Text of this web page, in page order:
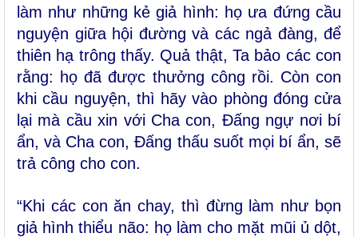
làm như những kẻ giả hình: họ ưa đứng cầu
nguyện giữa hội đường và các ngả đàng, để
thiên hạ trông thấy. Quả thật, Ta bảo các con
rằng: họ đã được thưởng công rồi. Còn con
khi cầu nguyện, thì hãy vào phòng đóng cửa
lại mà cầu xin với Cha con, Ðấng ngự nơi bí
ẩn, và Cha con, Ðấng thấu suốt mọi bí ẩn, sẽ
trả công cho con.
“Khi các con ăn chay, thì đừng làm như bọn
giả hình thiểu não: họ làm cho mặt mũi ủ dột,